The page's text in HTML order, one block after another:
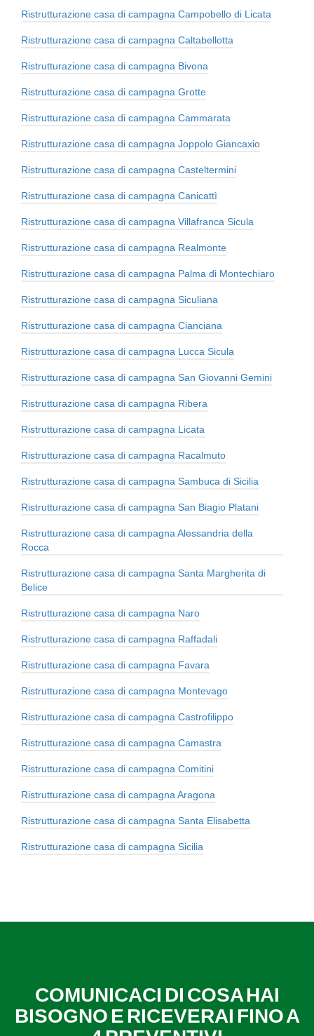
Ristrutturazione casa di campagna Campobello di Licata
Ristrutturazione casa di campagna Caltabellotta
Ristrutturazione casa di campagna Bivona
Ristrutturazione casa di campagna Grotte
Ristrutturazione casa di campagna Cammarata
Ristrutturazione casa di campagna Joppolo Giancaxio
Ristrutturazione casa di campagna Casteltermini
Ristrutturazione casa di campagna Canicattì
Ristrutturazione casa di campagna Villafranca Sicula
Ristrutturazione casa di campagna Realmonte
Ristrutturazione casa di campagna Palma di Montechiaro
Ristrutturazione casa di campagna Siculiana
Ristrutturazione casa di campagna Cianciana
Ristrutturazione casa di campagna Lucca Sicula
Ristrutturazione casa di campagna San Giovanni Gemini
Ristrutturazione casa di campagna Ribera
Ristrutturazione casa di campagna Licata
Ristrutturazione casa di campagna Racalmuto
Ristrutturazione casa di campagna Sambuca di Sicilia
Ristrutturazione casa di campagna San Biagio Platani
Ristrutturazione casa di campagna Alessandria della
Rocca
Ristrutturazione casa di campagna Santa Margherita di
Belice
Ristrutturazione casa di campagna Naro
Ristrutturazione casa di campagna Raffadali
Ristrutturazione casa di campagna Favara
Ristrutturazione casa di campagna Montevago
Ristrutturazione casa di campagna Castrofilippo
Ristrutturazione casa di campagna Camastra
Ristrutturazione casa di campagna Comitini
Ristrutturazione casa di campagna Aragona
Ristrutturazione casa di campagna Santa Elisabetta
Ristrutturazione casa di campagna Sicilia
COMUNICACI DI COSA HAI
BISOGNO E RICEVERAI FINO A